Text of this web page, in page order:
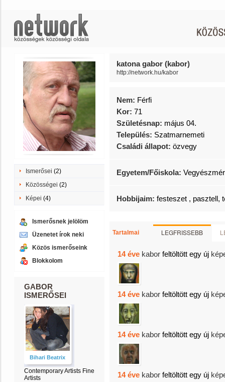
Ismerősei (2)
Közösségei (2)
Képei (4)
Ismerősnek jelölöm
Üzenetet írok neki
Közös ismerőseink
Blokkolom
GABOR
ISMERŐSEI
Bihari Beatrix
Contemporary Artists Fine
Artists
katona gabor (kabor)
http://network.hu/kabor
Nem: Férfi
Kor: 71
Születésnap: május 04.
Település: Szatmarnemeti
Családi állapot: özvegy
Egyetem/Főiskola:
Hobbijaim: festeszet , pasztell,
Tartalmai LEGFRISSEBB
14 éve kabor feltöltött egy új
14 éve kabor feltöltött egy új
14 éve kabor feltöltött egy új
14 éve kabor feltöltött egy új